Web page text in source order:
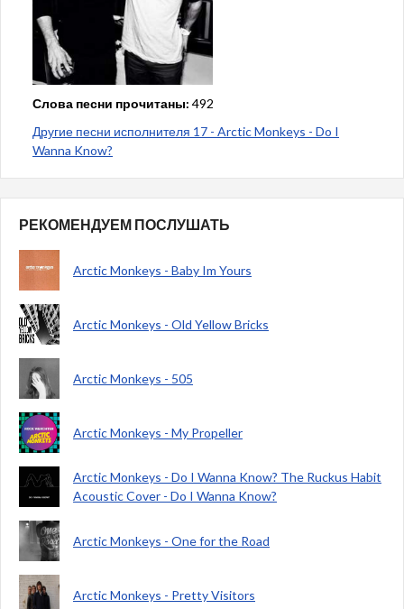
Слова песни прочитаны: 492
Другие песни исполнителя 17 - Arctic Monkeys - Do I
Wanna Know?
РЕКОМЕНДУЕМ ПОСЛУШАТЬ
Arctic Monkeys - Baby Im Yours
Arctic Monkeys - Old Yellow Bricks
Arctic Monkeys - 505
Arctic Monkeys - My Propeller
Arctic Monkeys - Do I Wanna Know? The Ruckus Habit
Acoustic Cover - Do I Wanna Know?
Arctic Monkeys - One for the Road
Arctic Monkeys - Pretty Visitors